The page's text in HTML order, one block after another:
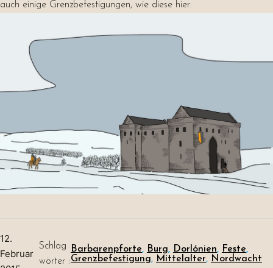
auch einige Grenzbefestigungen, wie diese hier:
12.
Februar
Schlag
wörter :
Barbarenpforte, Burg, Dorlónien, Feste ,
Grenzbefestigung, Mittelalter, Nordwacht